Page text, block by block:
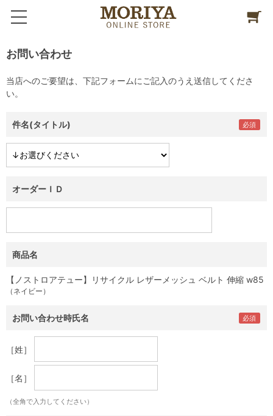
お問い合わせ
当店へのご要望は、下記フォームにご記入のうえ送信してくださ
い。
件名(タイトル)
オーダーＩＤ
商品名
【ノストロアテュー】リサイクル レザーメッシュ ベルト 伸縮 w85
（ネイビー）
お問い合わせ時氏名
［姓］
［名］
（全角で入力してください）